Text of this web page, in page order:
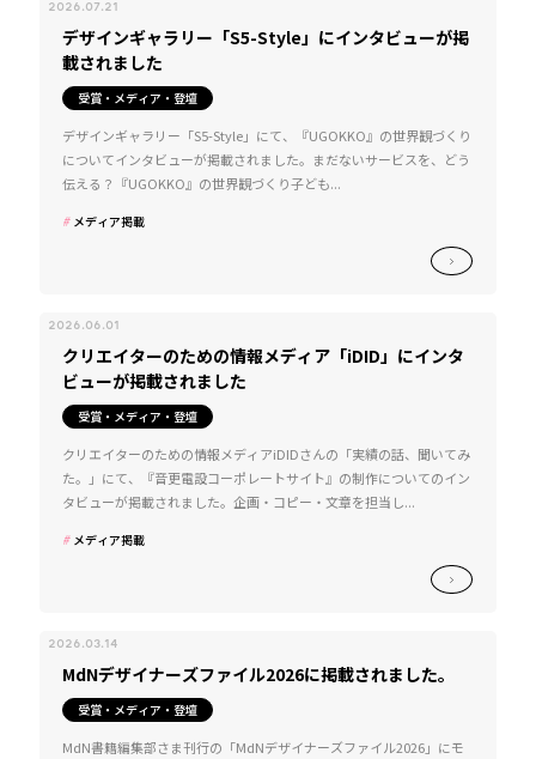
2026.07.21
デザインギャラリー「S5-Style」にインタビューが掲
載されました
受賞・メディア・登壇
デザインギャラリー「S5-Style」にて、『UGOKKO』の世界観づくり
についてインタビューが掲載されました。まだないサービスを、どう
伝える？『UGOKKO』の世界観づくり子ども...
メディア掲載
2026.06.01
クリエイターのための情報メディア「iDID」にインタ
ビューが掲載されました
受賞・メディア・登壇
クリエイターのための情報メディアiDIDさんの「実績の話、聞いてみ
た。」にて、『音更電設コーポレートサイト』の制作についてのイン
タビューが掲載されました。企画・コピー・文章を担当し...
メディア掲載
2026.03.14
MdNデザイナーズファイル2026に掲載されました。
受賞・メディア・登壇
MdN書籍編集部さま刊行の「MdNデザイナーズファイル2026」にモ